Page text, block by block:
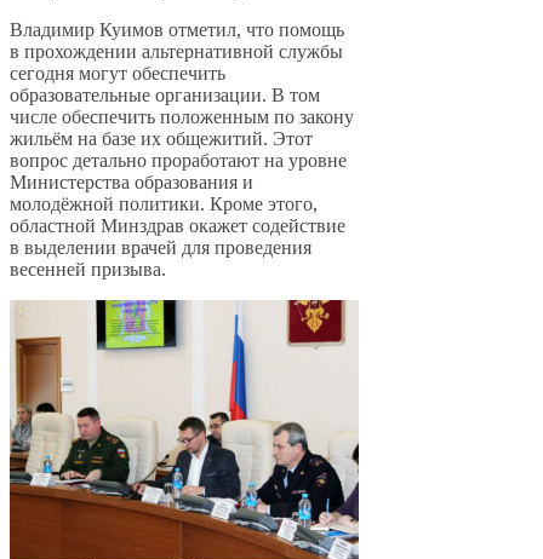
Владимир Куимов отметил, что помощь
в прохождении альтернативной службы
сегодня могут обеспечить
образовательные организации. В том
числе обеспечить положенным по закону
жильём на базе их общежитий. Этот
вопрос детально проработают на уровне
Министерства образования и
молодёжной политики. Кроме этого,
областной Минздрав окажет содействие
в выделении врачей для проведения
весенней призыва.